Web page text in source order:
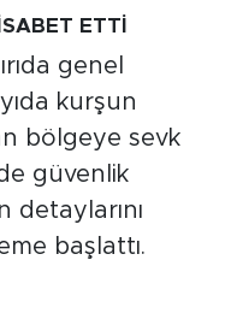
ETTİ
genel
kurşun
bölgeye sevk
güvenlik
detaylarını
başlattı.